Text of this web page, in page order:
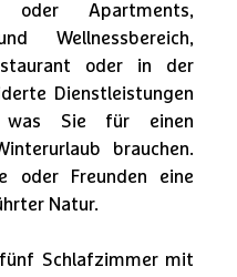
oder Apartments,
Wellnessbereich,
oder in der
Dienstleistungen
Sie für einen
brauchen.
oder Freunden eine
Natur.
Schlafzimmer mit